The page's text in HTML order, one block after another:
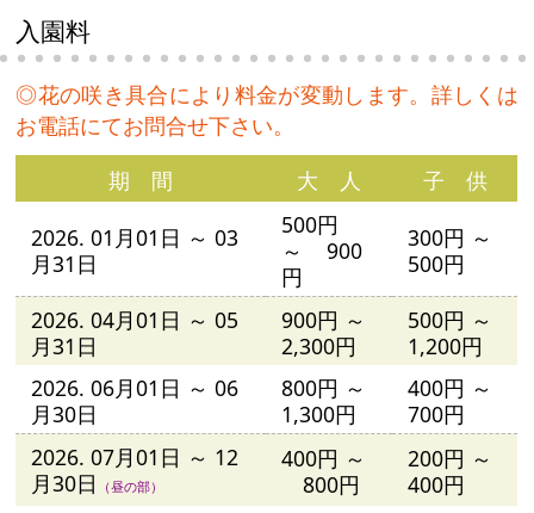
入園料
◎花の咲き具合により料金が変動します。詳しくは
お電話にてお問合せ下さい。
期 間
大 人
子 供
2026. 01月01日 ～ 03
月31日
500円
～ 900
円
300円 ～
500円
2026. 04月01日 ～ 05
月31日
900円 ～
2,300円
500円 ～
1,200円
2026. 06月01日 ～ 06
月30日
800円 ～
1,300円
400円 ～
700円
2026. 07月01日 ～ 12
月30日
（昼の部）
400円 ～
800円
200円 ～
400円